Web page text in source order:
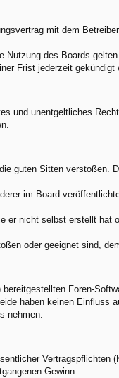
mit dem
des Boards
Frist jederzeit gekündigt
und unentgeltliches
guten Sitten
im Board
nicht selbst erstellt
oder geeignet sind,
bereitgestellten Foren-
haben keinen
nehmen.
Gewinn.